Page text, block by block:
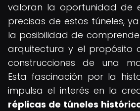
valoran la oportunidad de
precisas de estos túneles,
la posibilidad de
arquitectura y el propósito
construcciones de una
Esta fascinación por la
impulsa el interés en la
réplicas de túneles